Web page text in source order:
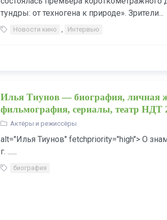
тундры: от техногена к природе». Зрители...
Новости кино , Интервью
Илья Тиунов — биография, личная
фильмография, сериалы, театр
Актёры и режиссёры
alt="Илья Тиунов" fetchpriority="high"> О
г. ......
биография